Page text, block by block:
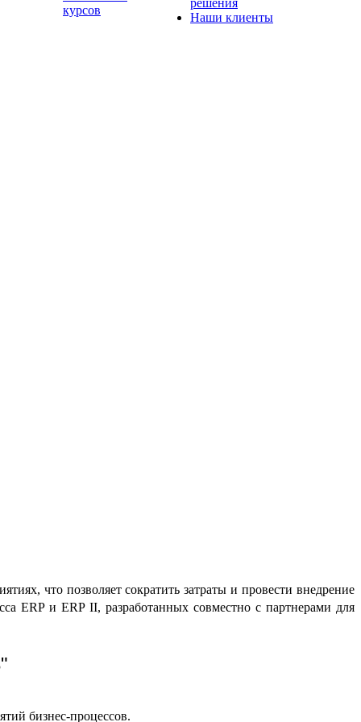
курсов
Наши клиенты
что позволяетсократить затраты и провести внедрение
ERP и ERP II, разработанных совместно с партнерами для
бизнес-процессов.